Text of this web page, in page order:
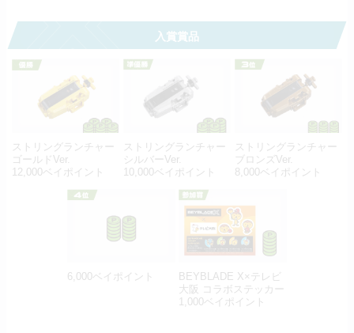
入賞賞品
ストリングランチャー
ゴールドVer.
12,000ベイポイント
ストリングランチャー
シルバーVer.
10,000ベイポイント
ストリングランチャー
ブロンズVer.
8,000ベイポイント
6,000ベイポイント
BEYBLADE X×テレビ
大阪 コラボステッカー
1,000ベイポイント